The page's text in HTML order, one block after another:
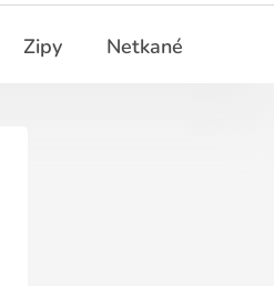
Zipy Netkané textilie